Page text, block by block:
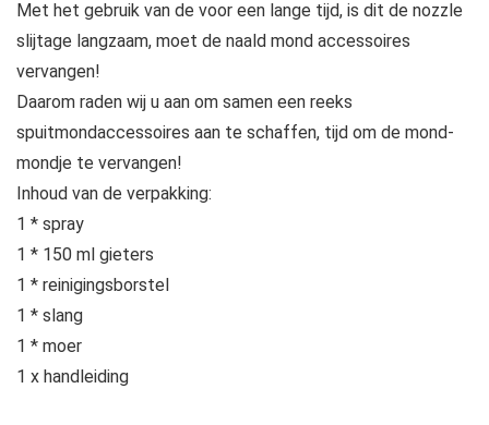
Met het gebruik van de voor een lange tijd, is dit de nozzle
slijtage langzaam, moet de naald mond accessoires
vervangen!
Daarom raden wij u aan om samen een reeks
spuitmondaccessoires aan te schaffen, tijd om de mond-
mondje te vervangen!
Inhoud van de verpakking:
1 * spray
1 * 150 ml gieters
1 * reinigingsborstel
1 * slang
1 * moer
1 x handleiding